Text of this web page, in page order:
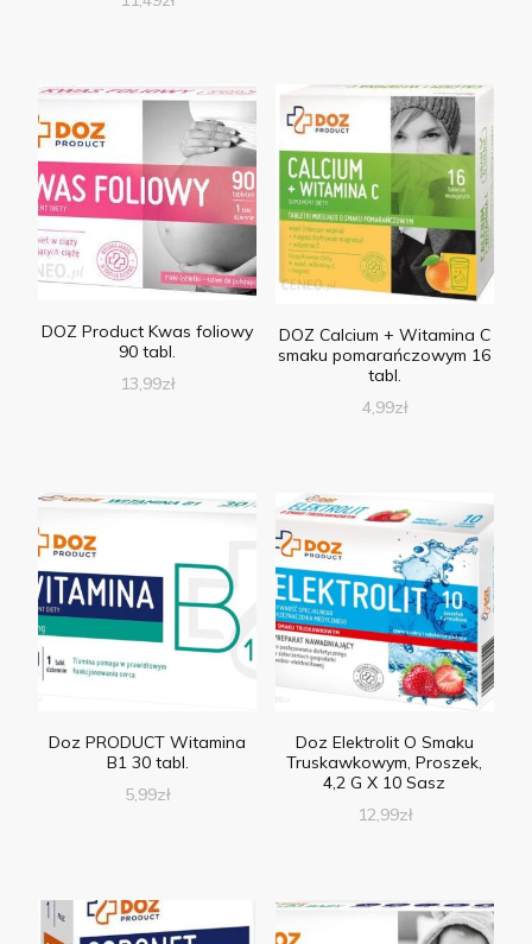
DOZ Product Kwas foliowy
90 tabl.
13,99zł
DOZ Calcium + Witamina C
smaku pomarańczowym 16
tabl.
4,99zł
Doz PRODUCT Witamina
B1 30 tabl.
5,99zł
Doz Elektrolit O Smaku
Truskawkowym, Proszek,
4,2 G X 10 Sasz
12,99zł